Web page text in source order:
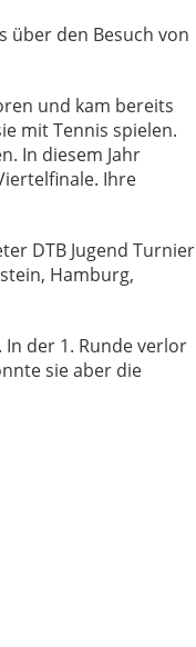
über den Besuch von
und kam bereits
mit Tennis spielen.
In diesem Jahr
Ihre
DTB Jugend Turnier
Hamburg,
der 1. Runde verlor
sie aber die